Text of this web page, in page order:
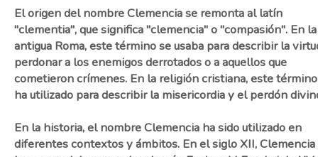
El origen del nombre Clemencia se remonta al latín
"clementia", que significa "clemencia" o "compasión". En la
antigua Roma, este término se usaba para describir la
perdonar a los enemigos derrotados o a aquellos que
cometieron crímenes. En la religión cristiana, este
ha utilizado para describir la misericordia y el perdón
En la historia, el nombre Clemencia ha sido utilizado en
diferentes contextos y ámbitos. En el siglo XII, Clemencia